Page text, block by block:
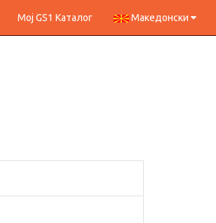
Мој GS1 Каталог Македонски